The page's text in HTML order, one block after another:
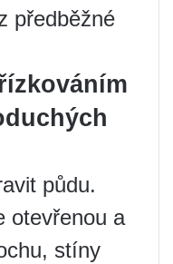
předběžné
půdu.
otevřenou a
stíny